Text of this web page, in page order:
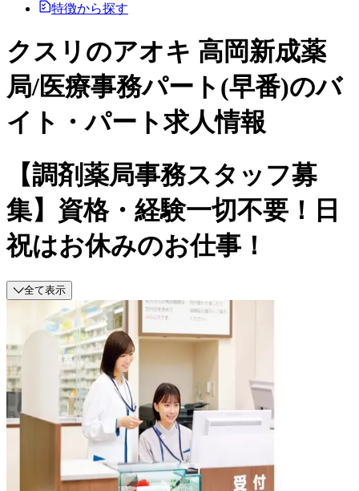
特徴から探す
クスリのアオキ 高岡新成薬
局/医療事務パート(早番)のバ
イト・パート求人情報
【調剤薬局事務スタッフ募
集】資格・経験一切不要！日
祝はお休みのお仕事！
全て表示